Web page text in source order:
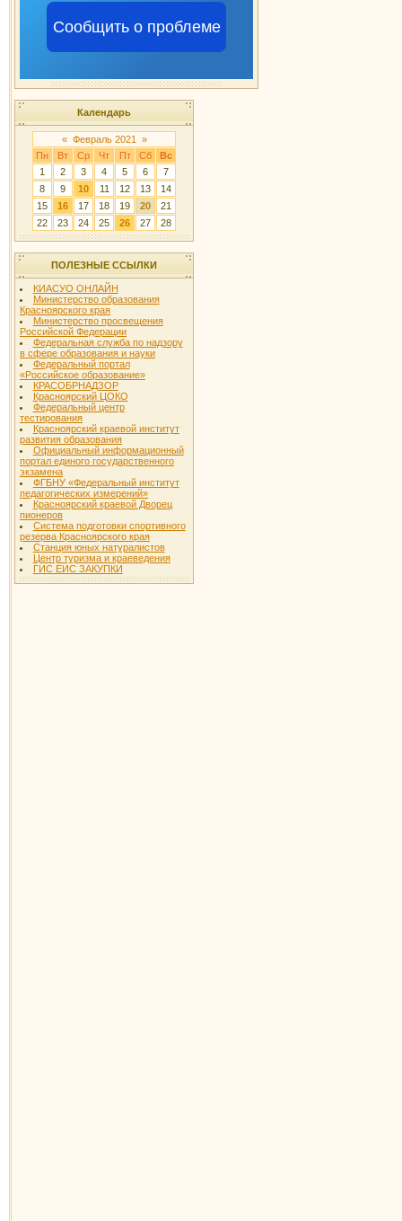
Сообщить о проблеме
Календарь
« Февраль 2021
»
Пн
Вт Ср Чт Пт Сб
Вс
1
2 3 4 5 6
7
8
9 10 11 12 13
14
15
16 17 18 19 20
21
22
23 24 25 26 27 28
ПОЛЕЗНЫЕ ССЫЛКИ
КИАСУО ОНЛАЙН
Министерство образования
Красноярского края
Министерство просвещения
Российской Федерации
Федеральная служба по надзору
в сфере образования и науки
Федеральный портал
«Российское образование»
КРАСОБРНАДЗОР
Красноярский ЦОКО
Федеральный центр
тестирования
Красноярский краевой институт
развития образования
Официальный информационный
портал единого государственного
экзамена
ФГБНУ «Федеральный институт
педагогических измерений»
Красноярский краевой Дворец
пионеров
Система подготовки спортивного
резерва Красноярского края
Станция юных натуралистов
Центр туризма и краеведения
ГИС ЕИС ЗАКУПКИ